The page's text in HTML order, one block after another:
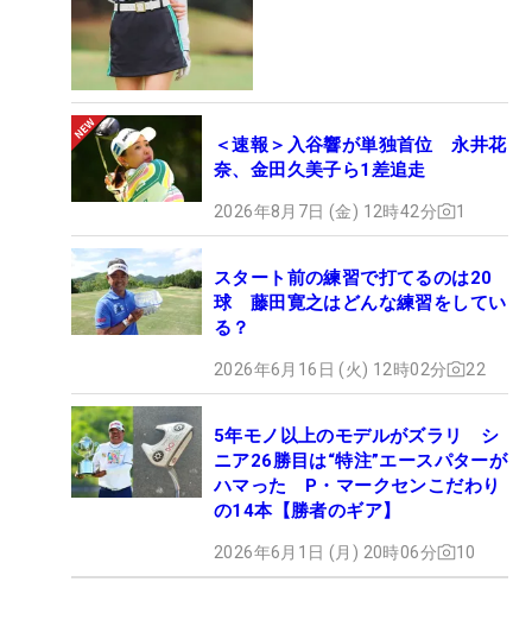
＜速報＞入谷響が単独首位 永井花
奈、金田久美子ら1差追走
2026年8月7日 (金) 12時42分 1
スタート前の練習で打てるのは20
球 藤田寛之はどんな練習をしてい
る？
2026年6月16日 (火) 12時02分 22
5年モノ以上のモデルがズラリ シ
ニア26勝目は“特注”エースパターが
ハマった P・マークセンこだわり
の14本【勝者のギア】
2026年6月1日 (月) 20時06分 10